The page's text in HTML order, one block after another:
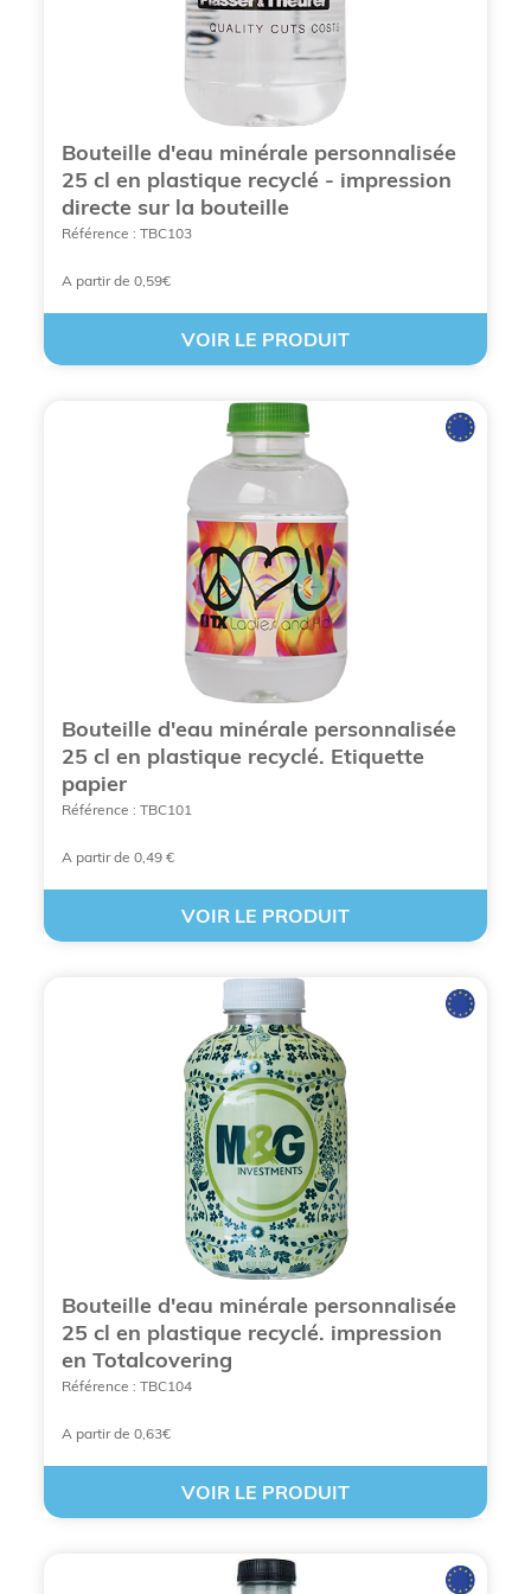
CRÉEZ DES BOUTEILLES D’EAU
PERSONNALISABLES
Voici une liste sur les points
essentiels à retenir concernant
Bouteille d'eau minérale personnalisée
25 cl en plastique recyclé - impression
directe sur la bouteille
Référence : TBC103
A partir de 0,59€
VOIR LE PRODUIT
Bouteille d'eau minérale personnalisée
25 cl en plastique recyclé. Etiquette
papier
Référence : TBC101
A partir de 0,49 €
VOIR LE PRODUIT
Bouteille d'eau minérale personnalisée
25 cl en plastique recyclé. impression
en Totalcovering
Référence : TBC104
A partir de 0,63€
VOIR LE PRODUIT